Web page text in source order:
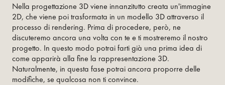
Nella progettazione 3D viene innanzitutto creata un'immagine
2D, che viene poi trasformata in un modello 3D attraverso il
processo di rendering. Prima di procedere, però, ne
discuteremo ancora una volta con te e ti mostreremo il nostro
progetto. In questo modo potrai farti già una prima idea di
come apparirà alla fine la rappresentazione 3D.
Naturalmente, in questa fase potrai ancora proporre delle
modifiche, se qualcosa non ti convince.